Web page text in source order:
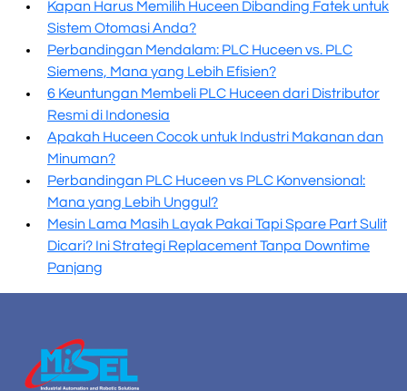
Kapan Harus Memilih Huceen Dibanding Fatek untuk
Sistem Otomasi Anda?
Perbandingan Mendalam: PLC Huceen vs. PLC
Siemens, Mana yang Lebih Efisien?
6 Keuntungan Membeli PLC Huceen dari Distributor
Resmi di Indonesia
Apakah Huceen Cocok untuk Industri Makanan dan
Minuman?
Perbandingan PLC Huceen vs PLC Konvensional:
Mana yang Lebih Unggul?
Mesin Lama Masih Layak Pakai Tapi Spare Part Sulit
Dicari? Ini Strategi Replacement Tanpa Downtime
Panjang